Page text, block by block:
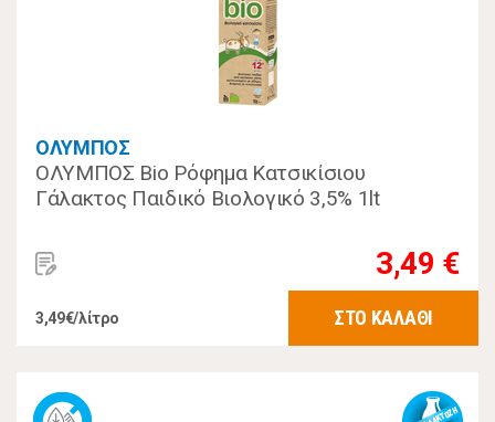
ΟΛΥΜΠΟΣ
ΟΛΥΜΠΟΣ Bio Ρόφημα Κατσικίσιου
Γάλακτος Παιδικό Βιολογικό 3,5% 1lt
3,49 €
3,49€/λίτρο ΣΤΟ ΚΑΛΑΘΙ